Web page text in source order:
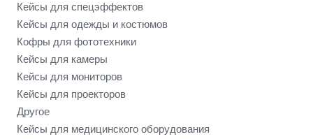
Кейсы для спецэффектов
Кейсы для одежды и костюмов
Кофры для фототехники
Кейсы для камеры
Кейсы для мониторов
Кейсы для проекторов
Другое
Кейсы для медицинского оборудования